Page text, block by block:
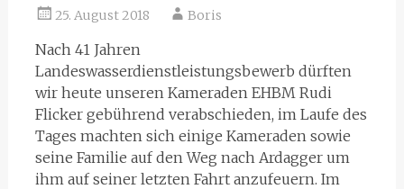
25. August 2018 Boris
Nach 41 Jahren
Landeswasserdienstleistungsbewerb dürften
wir heute unseren Kameraden EHBM Rudi
Flicker gebührend verabschieden, im Laufe des
Tages machten sich einige Kameraden sowie
seine Familie auf den Weg nach Ardagger um
ihm auf seiner letzten Fahrt anzufeuern. Im